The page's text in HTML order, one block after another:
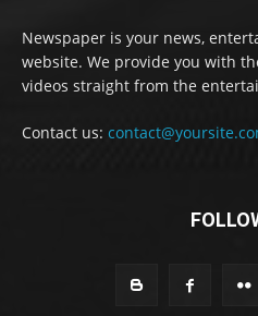
Newspaper is your news,
website. We provide you with
videos straight from the
Contact us: